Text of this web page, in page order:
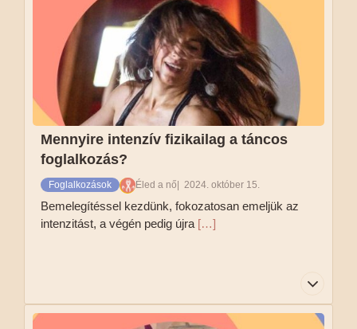
szükséges, így teljesen újként is bátran és
nyugodtan részt vehetsz a táncos foglalkozáson.
Tovább olvasom
Mennyire intenzív fizikailag a táncos
foglalkozás?
Foglalkozások Éled a nő 2024. október 15.
Bemelegítéssel kezdünk, fokozatosan emeljük az
intenzitást, a végén pedig újra […]